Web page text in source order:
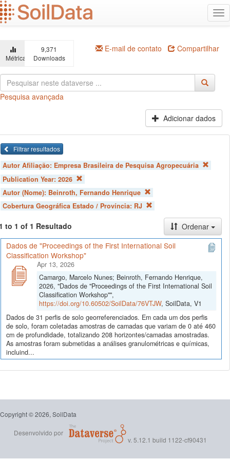
Ir
para
o
principal
Métricas
9,371
Downloads
E-mail de contato Compartilhar
Pesquisa avançada
Adicionar dados
Filtrar resultados
Autor Afiliação: Empresa Brasileira de Pesquisa Agropecuária
Publication Year: 2026
Autor (Nome): Beinroth, Fernando Henrique
Cobertura Geográfica Estado / Província: RJ
to 1 of 1 Resultado
Ordenar
Dados de "Proceedings of the First International Soil
Classification Workshop"
Apr 13, 2026
Camargo, Marcelo Nunes; Beinroth, Fernando Henrique,
2026, "Dados de "Proceedings of the First International Soil
Classification Workshop"",
https://doi.org/10.60502/SoilData/76VTJW, SoilData, V1
Dados de 31 perfis de solo georreferenciados. Em cada um dos perfis
de solo, foram coletadas amostras de camadas que variam de 0 até 460
cm de profundidade, totalizando 208 horizontes/camadas amostradas.
As amostras foram submetidas a análises granulométricas e químicas,
incluind...
Copyright © 2026, SoilData
Desenvolvido por
v. 5.12.1 build 1122-cf90431